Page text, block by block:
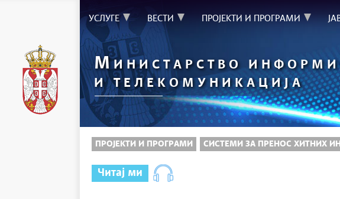
УСЛУГЕ ВЕСТИ ПРОЈЕКТИ И ПРОГРАМИ
МИНИСТАРСТВО
И ТЕЛЕКОМУНИКАЦИЈА
ПРОЈЕКТИ И ПРОГРАМИ СИСТЕМИ ЗА ПРЕНОС ХИТНИХ
Читај ми